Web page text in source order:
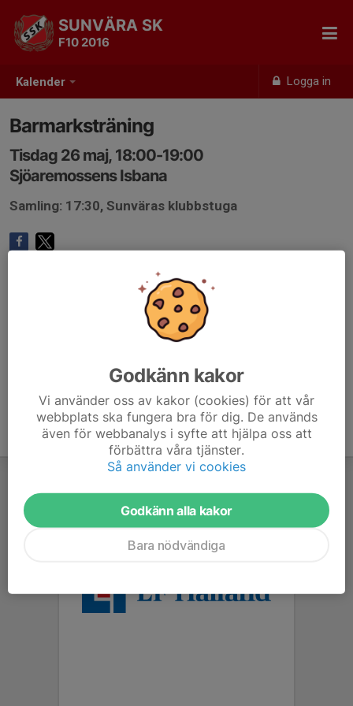
Kalender Logga in
SUNVÄRA SK
F10 2016
Barmarksträning
Tisdag 26 maj, 18:00-19:00
Sjöaremossens Isbana
Samling: 17:30, Sunväras klubbstuga
Godkänn kakor
Vi använder oss av kakor (cookies) för att vår
webbplats ska fungera bra för dig. De används
även för webbanalys i syfte att hjälpa oss att
förbättra våra tjänster.
Så använder vi cookies
Godkänn alla kakor
Bara nödvändiga